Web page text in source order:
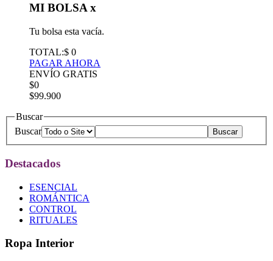
MI BOLSA x
Tu bolsa esta vacía.
TOTAL:$ 0
PAGAR AHORA
ENVÍO GRATIS
$0
$99.900
Buscar
Buscar
Destacados
ESENCIAL
ROMÁNTICA
CONTROL
RITUALES
Ropa Interior